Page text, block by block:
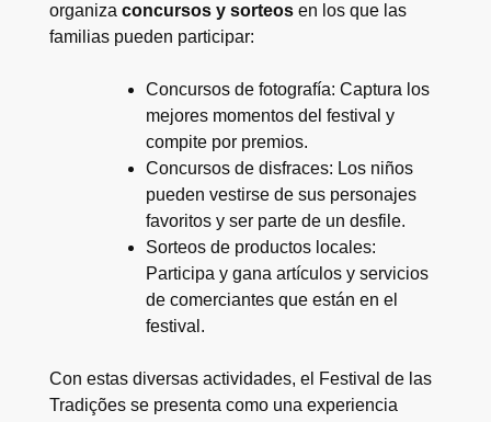
organiza concursos y sorteosen los que las
familias pueden participar:
Concursos de fotografía: Captura los
mejores momentos del festival y
compite por premios.
Concursos de disfraces: Los niños
pueden vestirse de sus personajes
favoritos y ser parte de un desfile.
Sorteos de productos locales:
Participa y gana artículos y servicios
de comerciantes que están en el
festival.
Con estas diversas actividades, el Festival de las
Tradições se presenta como una experiencia